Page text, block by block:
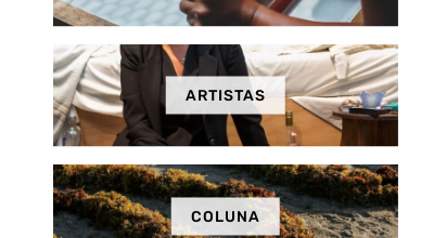
ARTISTAS
COLUNA